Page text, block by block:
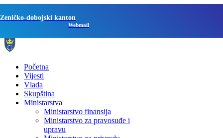
Zeničko-dobojski kanton
Webmail
Početna
Vijesti
Vlada
Skupština
Ministarstva
Ministarstvo finansija
Ministarstvo za pravosuđe i
upravu